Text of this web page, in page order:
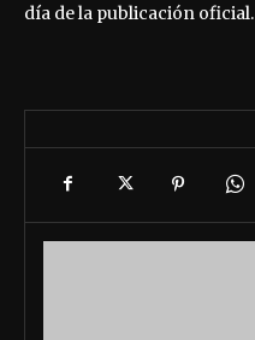
día de la publicación oficial.